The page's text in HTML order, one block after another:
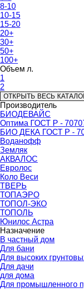
8-10
10-15
15-20
20+
30+
50+
100+
Объем л.
1
2
ОТКРЫТЬ ВЕСЬ
Производитель
БИОДЕВАЙС
Оптима ГОСТ Р -
БИО ДЕКА ГОСТ Р -
Воданофф
Земляк
АКВАЛОС
Евролос
Коло Веси
ТВЕРЬ
ТОПАЭРО
ТОПОЛ-ЭКО
ТОПОЛЬ
Юнилос Астра
Назначение
В частный дом
Для бани
Для высоких
Для дачи
для дома
Для промышленного